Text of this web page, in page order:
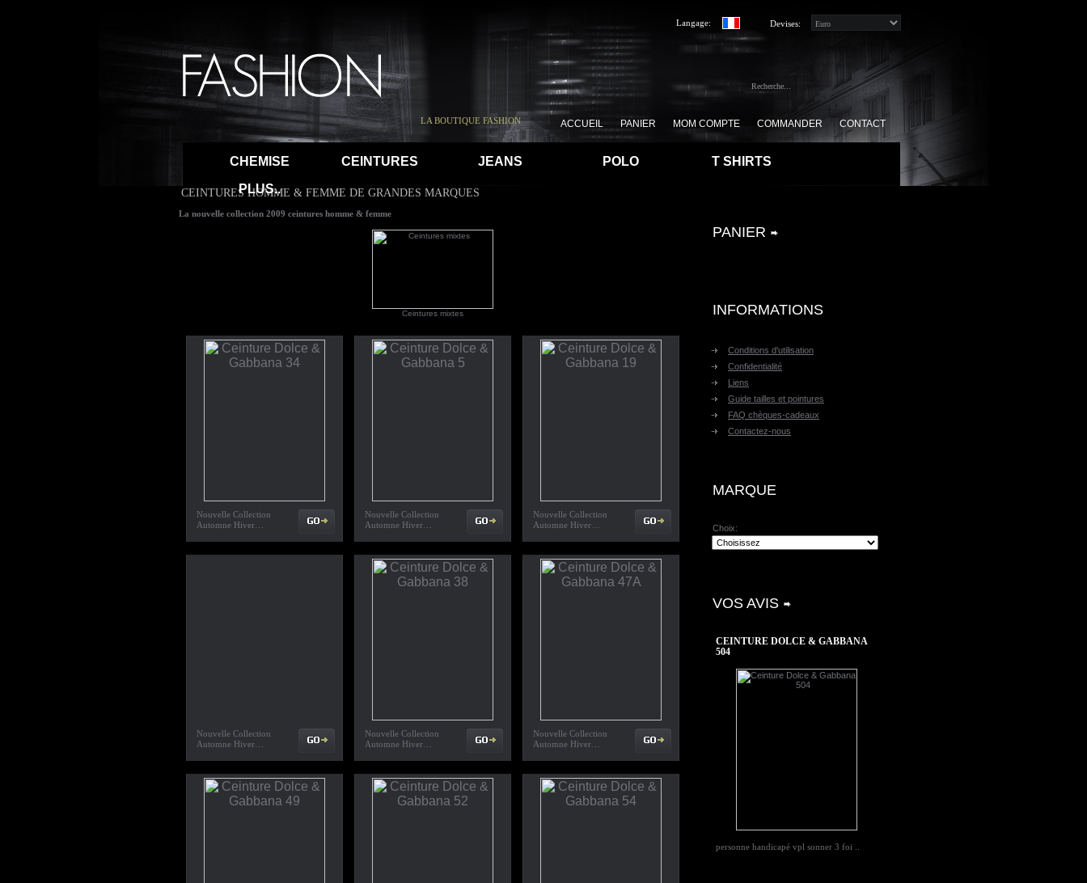
Langage: Devises:
LA BOUTIQUE FASHION ACCUEIL PANIER MOM COMPTE COMMANDER CONTACT
CHEMISE CEINTURES JEANS POLO
T SHIRTS
PLUS..
CEINTURES HOMME & FEMME DE GRANDES MARQUES
La nouvelle collection 2009 ceintures homme & femme
Ceintures mixtes
Nouvelle Collection
Automne Hiver…
Nouvelle Collection
Automne Hiver…
Nouvelle Collection
Automne Hiver…
Nouvelle Collection
Automne Hiver…
Nouvelle Collection
Automne Hiver…
Nouvelle Collection
Automne Hiver…
PANIER
INFORMATIONS
Conditions d'utilisation
Confidentialité
Liens
Guide tailles et pointures
FAQ chèques-cadeaux
Contactez-nous
MARQUE
Choix:
VOS AVIS
CEINTURE DOLCE & GABBANA
504
personne handicapé vpl sonner 3 foi ..